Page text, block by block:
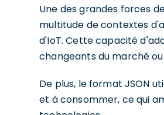
Une des grandes forces
multitude de contextes
d'IoT. Cette capacité
changeants du marché
De plus, le format JSON
et à consommer, ce qui